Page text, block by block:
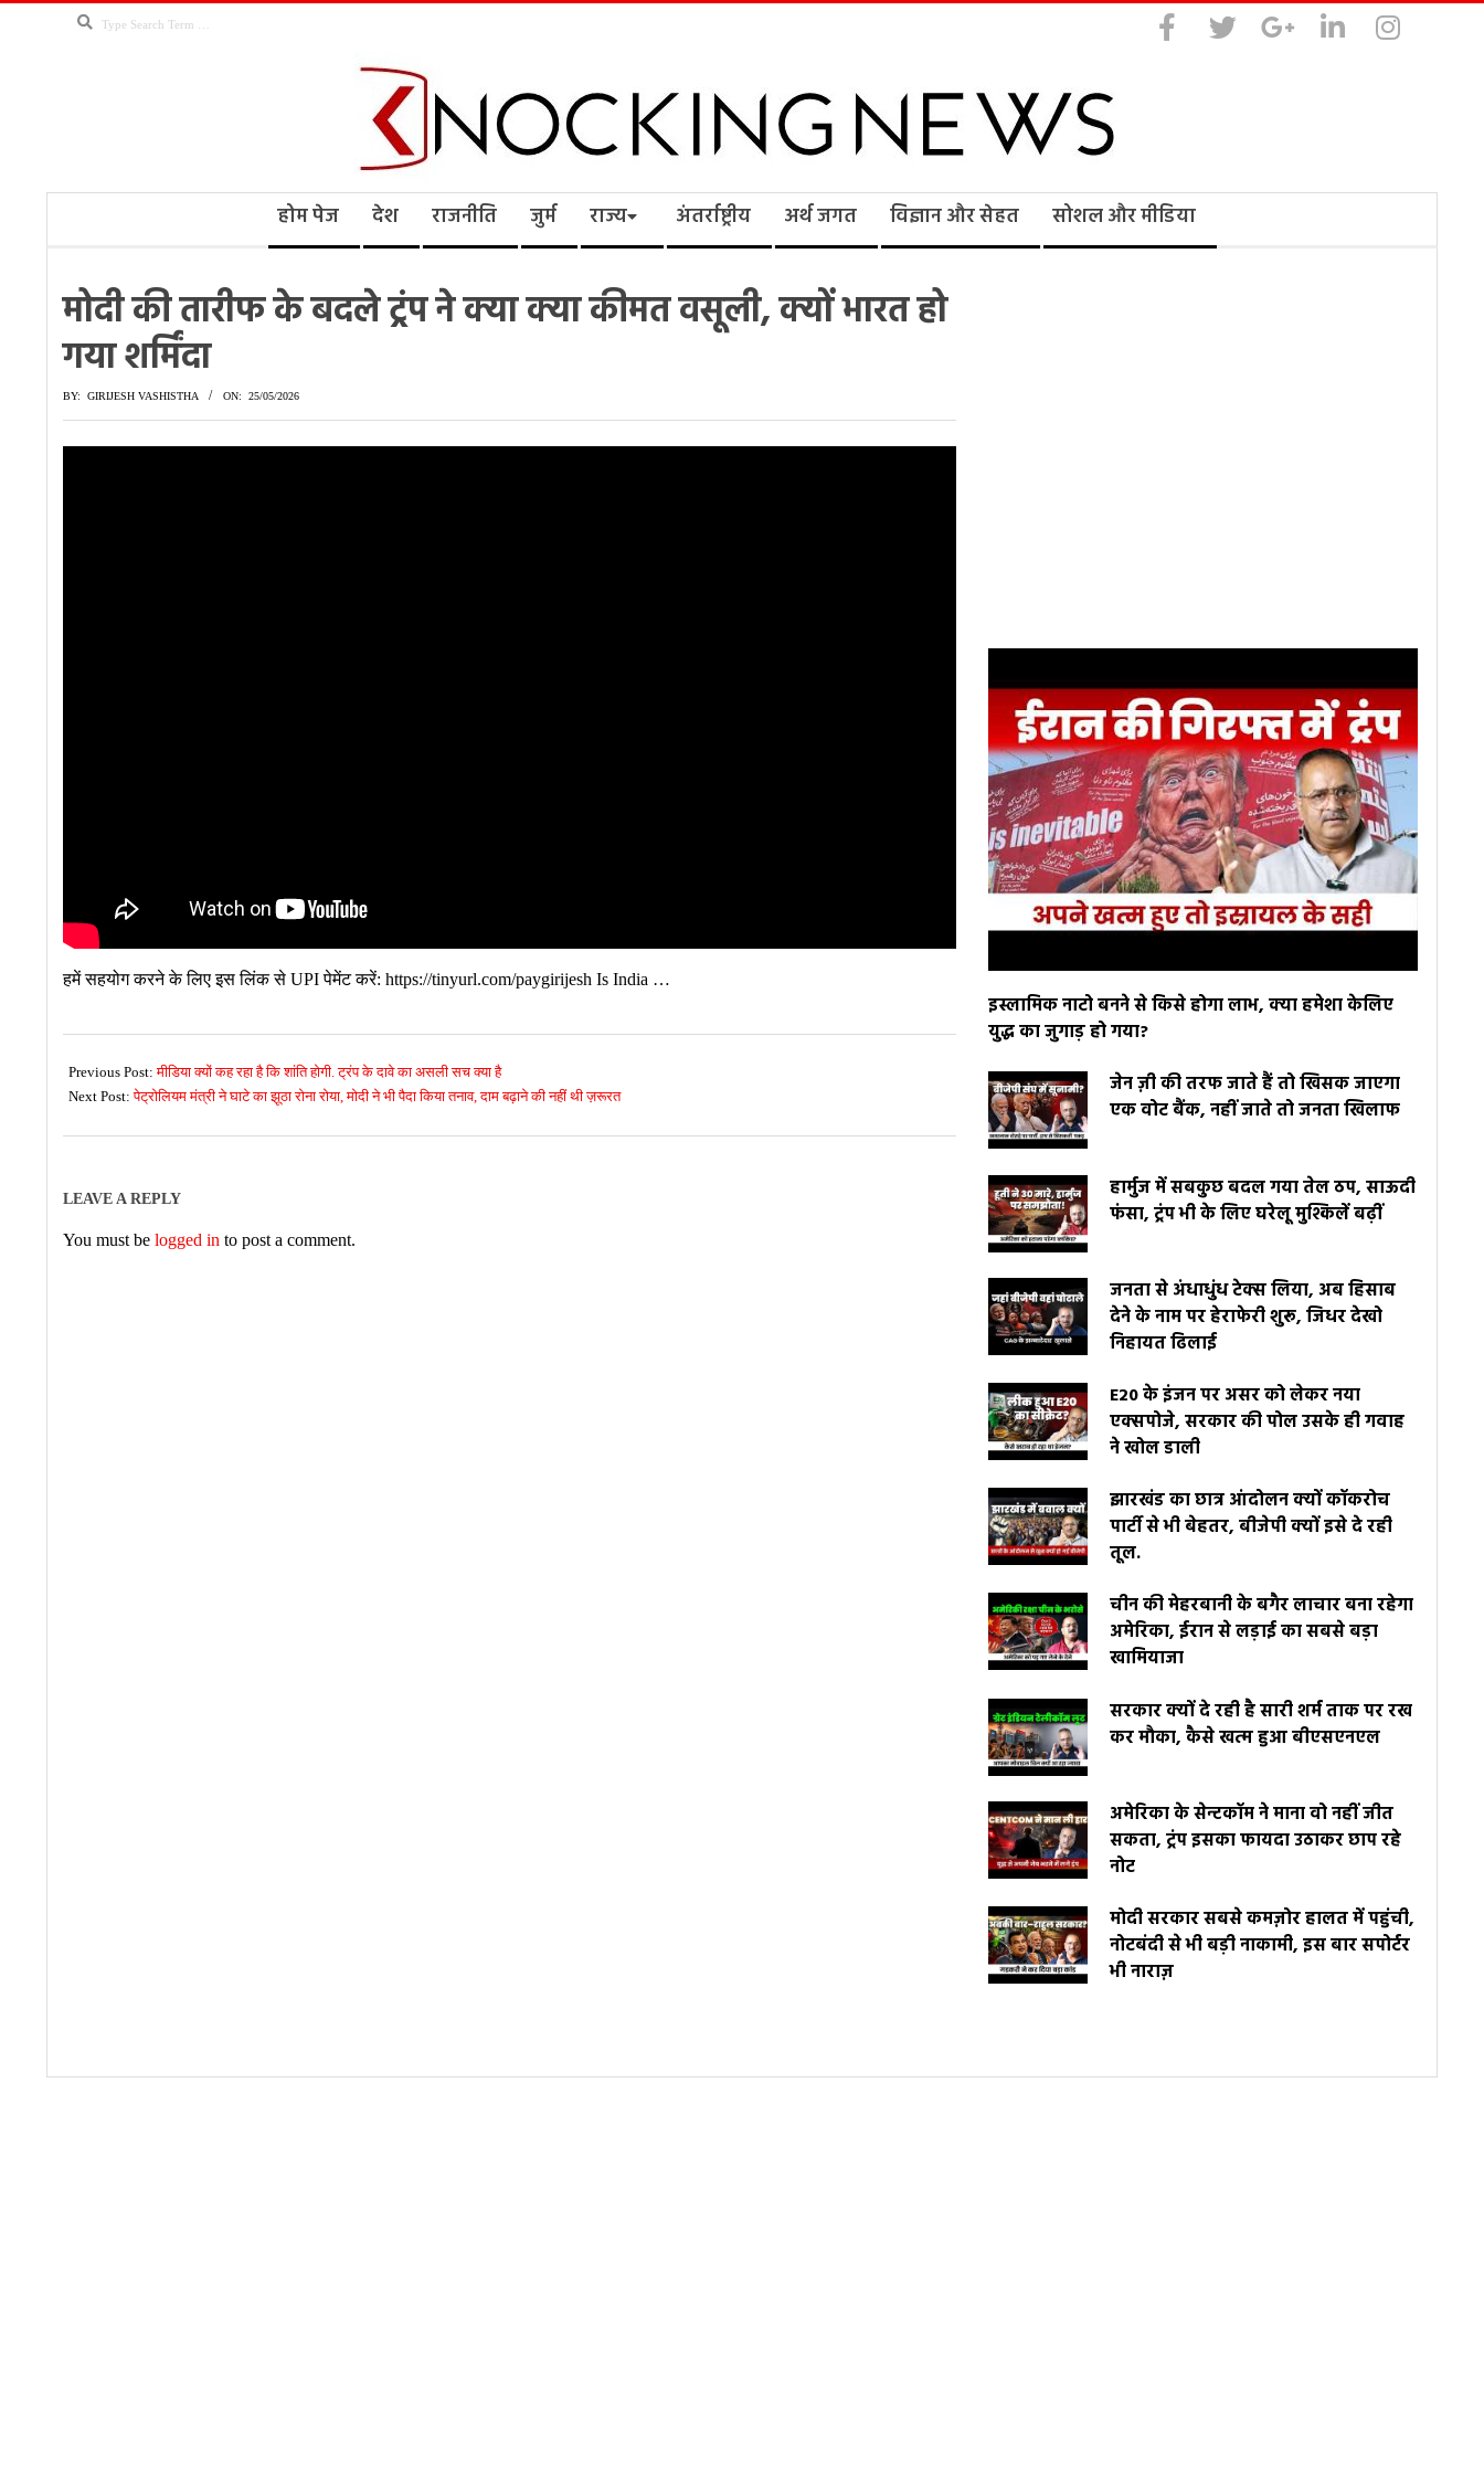
Search
Knocking
News
होम पेज देश राजनीति जुर्म राज्य अंतर्राष्ट्रीय अर्थ जगत विज्ञान और सेहत सोशल और मीडिया
मोदी की तारीफ के बदले ट्रंप ने क्या क्या कीमत वसूली, क्यों भारत हो
गया शर्मिंदा
BY: GIRIJESH VASHISTHA ON: 25/05/2026
हमें सहयोग करने के लिए इस लिंक से UPI पेमेंट करें: https://tinyurl.com/paygirijesh Is India …
05-
25
Previous Post:मीडिया क्यों कह रहा है कि शांति होगी. ट्रंप के दावे का असली सच क्या है
Next Post:पेट्रोलियम मंत्री ने घाटे का झूठा रोना रोया, मोदी ने भी पैदा किया तनाव, दाम बढ़ाने की नहीं थी ज़रूरत
LEAVE A REPLY
You must be logged in to post a comment.
इस्लामिक नाटो बनने से किसे होगा लाभ, क्या हमेशा केलिए
युद्ध का जुगाड़ हो गया?
जेन ज़ी की तरफ जाते हैं तो खिसक जाएगा
एक वोट बैंक, नहीं जाते तो जनता खिलाफ
हार्मुज में सबकुछ बदल गया तेल ठप, साऊदी
फंसा, ट्रंप भी के लिए घरेलू मुश्किलें बढ़ीं
जनता से अंधाधुंध टेक्स लिया, अब हिसाब
देने के नाम पर हेराफेरी शुरू, जिधर देखो
निहायत ढिलाई
E20 के इंजन पर असर को लेकर नया
एक्सपोजे, सरकार की पोल उसके ही गवाह
ने खोल डाली
झारखंड का छात्र आंदोलन क्यों कॉकरोच
पार्टी से भी बेहतर, बीजेपी क्यों इसे दे रही
तूल.
चीन की मेहरबानी के बगैर लाचार बना रहेगा
अमेरिका, ईरान से लड़ाई का सबसे बड़ा
खामियाजा
सरकार क्यों दे रही है सारी शर्म ताक पर रख
कर मौका, कैसे खत्म हुआ बीएसएनएल
अमेरिका के सेन्टकॉम ने माना वो नहीं जीत
सकता, ट्रंप इसका फायदा उठाकर छाप रहे
नोट
मोदी सरकार सबसे कमज़ोर हालत में पहुंची,
नोटबंदी से भी बड़ी नाकामी, इस बार सपोर्टर
भी नाराज़